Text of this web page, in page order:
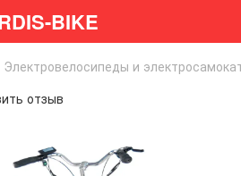
BIKE
Электровелосипеды и
отзыв